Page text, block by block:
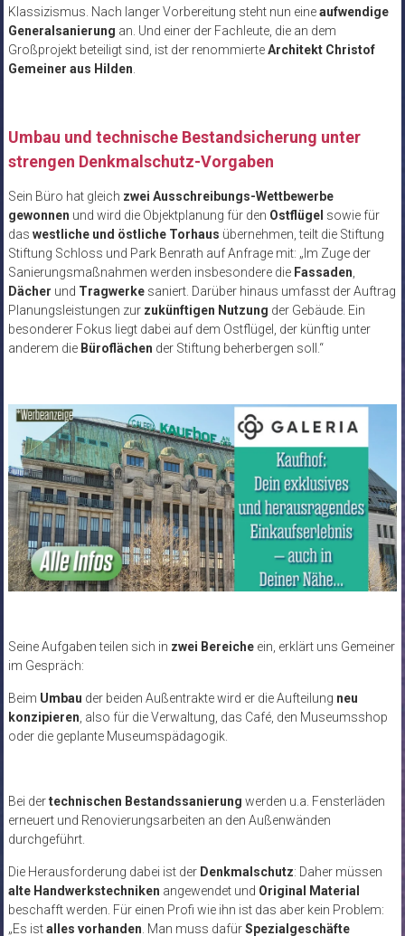
Klassizismus. Nach langer Vorbereitung steht nun eineaufwendige
Generalsanierung an. Und einer der Fachleute, die an dem
Großprojekt beteiligt sind, ist der renommierteArchitekt Christof
Gemeiner aus Hilden
Umbau und technische Bestandsicherung unter
strengen Denkmalschutz-Vorgaben
Sein Büro hat gleich zwei Ausschreibungs-Wettbewerbe
gewonnen und wird die Objektplanung für den Ostflügel sowie für
das westliche und östliche Torhaus übernehmen, teilt die Stiftung
Stiftung Schloss und Park Benrath auf Anfrage mit: „Im Zuge der
Sanierungsmaßnahmen werden insbesondere die Fassaden
Dächer und Tragwerkesaniert. Darüber hinaus umfasst der Auftrag
Planungsleistungen zur zukünftigen Nutzung der Gebäude. Ein
besonderer Fokus liegt dabei auf dem Ostflügel, der künftig unter
anderem die Büroflächen der Stiftung beherbergen soll.“
Seine Aufgaben teilen sich in zwei Bereicheein, erklärt uns Gemeiner
im Gespräch:
Beim Umbau der beiden Außentrakte wird er die Aufteilung neu
konzipieren, also für die Verwaltung, das Café, den Museumsshop
oder die geplante Museumspädagogik.
Bei dertechnischen Bestandssanierung werden u.a. Fensterläden
erneuert und Renovierungsarbeiten an den Außenwänden
durchgeführt.
Die Herausforderung dabei ist der Denkmalschutz: Daher müssen
alte Handwerkstechniken angewendet und Original Material
beschafft werden. Für einen Profi wie ihn ist das aber kein Problem:
„Es istalles vorhanden. Man muss dafürSpezialgeschäfte